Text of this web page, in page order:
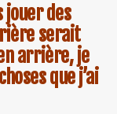
jouer des
serait
arrière, je
que j’ai